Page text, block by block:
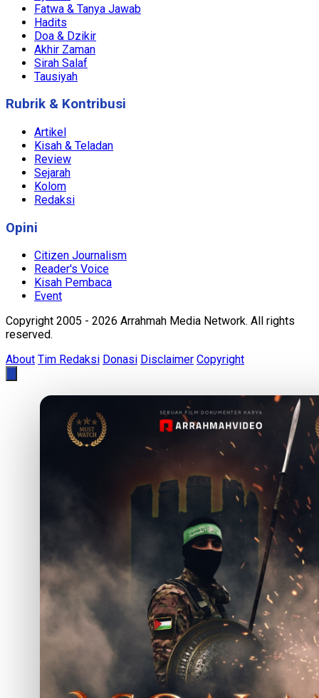
Fatwa & Tanya Jawab
Hadits
Doa & Dzikir
Akhir Zaman
Sirah Salaf
Tausiyah
Rubrik & Kontribusi
Artikel
Kisah & Teladan
Review
Sejarah
Kolom
Redaksi
Opini
Citizen Journalism
Reader's Voice
Kisah Pembaca
Event
Copyright 2005 - 2026 Arrahmah Media Network. All rights
reserved.
About Tim Redaksi Donasi Disclaimer Copyright